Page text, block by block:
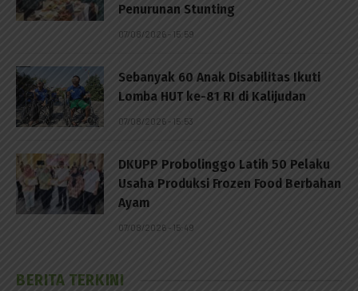
Penurunan Stunting
07/08/2026 - 15:59
Sebanyak 60 Anak Disabilitas Ikuti
Lomba HUT ke-81 RI di Kalijudan
07/08/2026 - 15:53
DKUPP Probolinggo Latih 50 Pelaku
Usaha Produksi Frozen Food Berbahan
Ayam
07/08/2026 - 15:49
BERITA TERKINI